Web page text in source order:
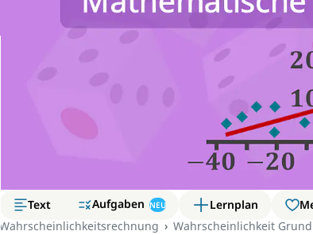
Text Aufgaben NEU Lernplan
Wahrscheinlichkeitsrechnung
Wahrscheinlichkeit